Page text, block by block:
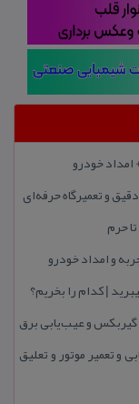
خودرو
و تعمیرگاه حرفه‌ای
| كدام را بخریم؟
تعمیر موتور و تعلیق